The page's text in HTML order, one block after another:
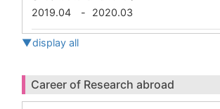
2019.04
- 2020.03
▼display all
Career of Research abroad